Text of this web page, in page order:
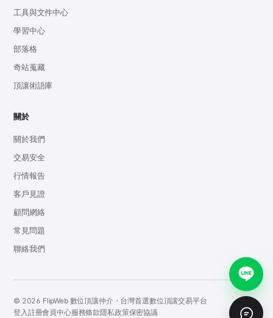
工具與文件中心
學習中心
部落格
奇站蒐藏
頂讓術語庫
關於
關於我們
交易安全
行情報告
客戶見證
顧問網絡
常見問題
聯絡我們
© 2026 FlipWeb 數位頂讓仲介・台灣首選數位頂讓交易平台
登入註冊會員中心服務條款隱私政策保密協議